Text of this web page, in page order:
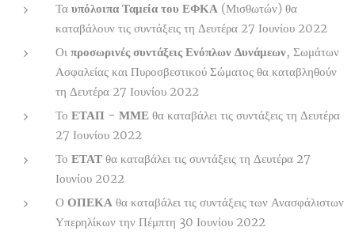
Τα υπόλοιπα Ταμεία του ΕΦΚΑ (Μισθωτών) θα
καταβάλουν τις συντάξεις τη Δευτέρα 27 Ιουνίου 2022
Οι προσωρινές συντάξεις Ενόπλων Δυνάμεων, Σωμάτων
Ασφαλείας και Πυροσβεστικού Σώματος θα καταβληθούν
τη Δευτέρα 27 Ιουνίου 2022
Το ΕΤΑΠ - ΜΜΕ θα καταβάλει τις συντάξεις τη Δευτέρα
27 Ιουνίου 2022
Το ΕΤΑΤ θα καταβάλει τις συντάξεις τη Δευτέρα 27
Ιουνίου 2022
Ο ΟΠΕΚΑ θα καταβάλει τις συντάξεις των Ανασφάλιστων
Υπερηλίκων την Πέμπτη 30 Ιουνίου 2022